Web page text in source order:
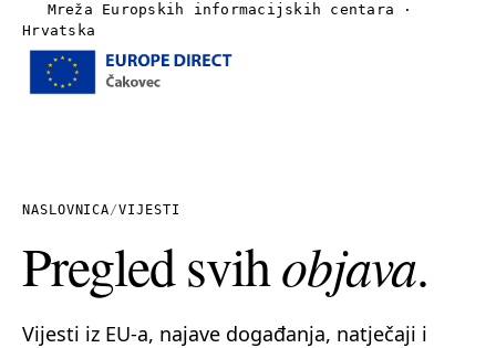
Mreža Europskih informacijskih centara ·
Hrvatska
Vijesti
NASLOVNICA/VIJESTI
Pregled svihobjava.
Vijesti iz EU-a, najave događanja, natječaji i